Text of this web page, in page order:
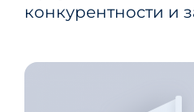
конкурентности и